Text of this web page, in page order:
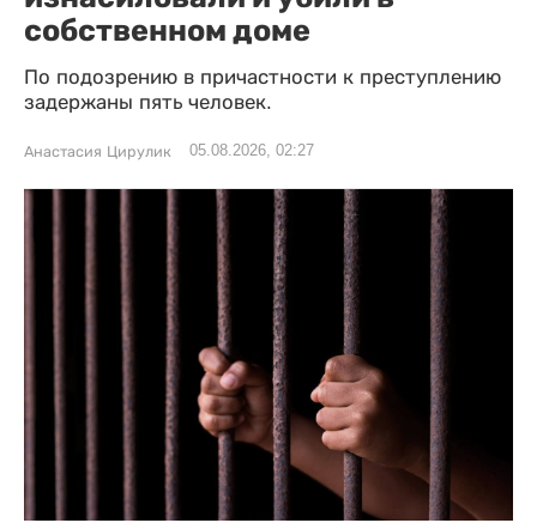
собственном доме
По подозрению в причастности к преступлению
задержаны пять человек.
Анастасия Цирулик 05.08.2026, 02:27